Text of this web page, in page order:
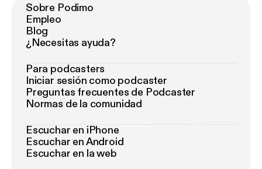
Sobre Podimo
Empleo
Blog
¿Necesitas ayuda?
Para podcasters
Iniciar sesión como podcaster
Preguntas frecuentes de Podcaster
Normas de la comunidad
Escuchar en iPhone
Escuchar en Android
Escuchar en la web